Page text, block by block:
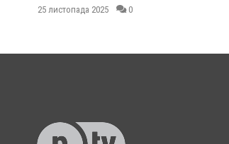
25 листопада 2025 0